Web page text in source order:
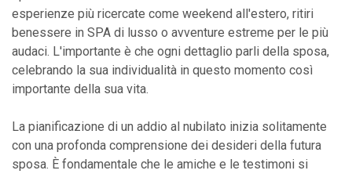
esperienze più ricercate come weekend all'estero, ritiri
benessere in SPA di lusso o avventure estreme per le più
audaci. L'importante è che ogni dettaglio parli della sposa,
celebrando la sua individualità in questo momento così
importante della sua vita.
La pianificazione di un addio al nubilato inizia solitamente
con una profonda comprensione dei desideri della futura
sposa. È fondamentale che le amiche e le testimoni si